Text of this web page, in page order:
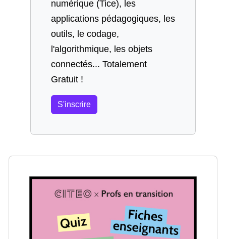
numérique (Tice), les
applications pédagogiques, les
outils, le codage,
l'algorithmique, les objets
connectés... Totalement
Gratuit !
S'inscrire